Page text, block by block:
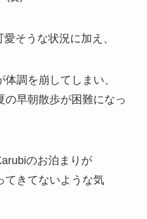
そうな状況に加え、
調を崩してしまい、
の早朝散歩が困難になっ
のお泊まりが
てきてないような気